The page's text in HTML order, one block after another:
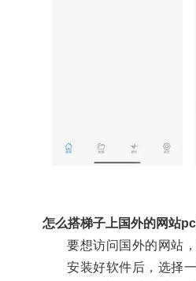
怎么搭梯子上国外的网站
要想访问国外的网站，
安装好软件后，选择一